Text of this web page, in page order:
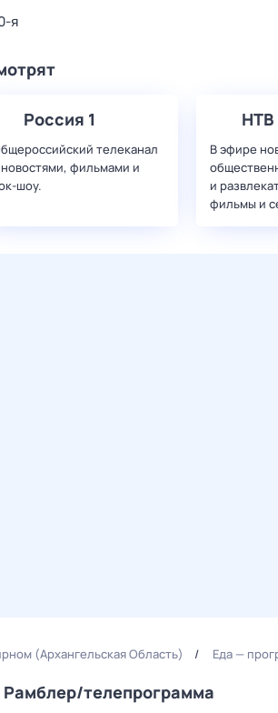
я
Россия 1
телеканал
фильмами и
шоу.
НТВ
В эфире
и
фильмы и
(Архангельская Область) Еда —
телепрограмма